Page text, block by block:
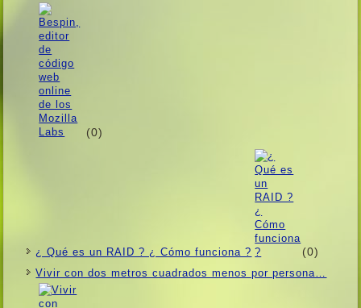
(0)
¿ Qué es un RAID ? ¿ Cómo funciona ? (0)
Vivir con dos metros cuadrados menos por persona…